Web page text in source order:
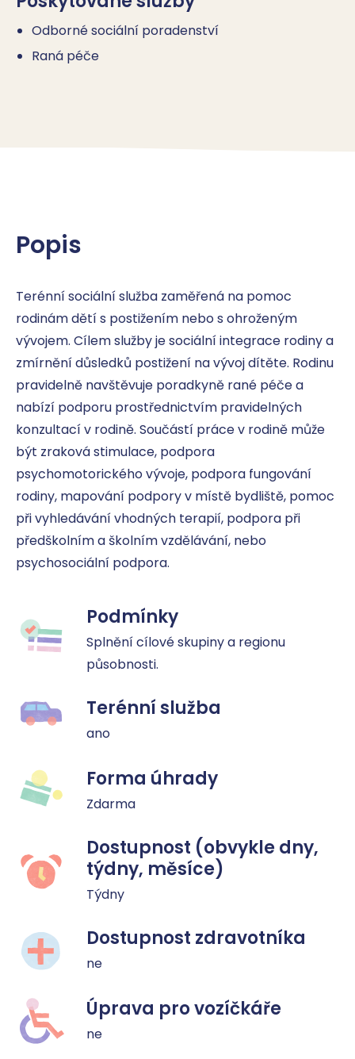
Odborné sociální poradenství
Raná péče
Popis
Terénní sociální služba zaměřená na pomoc
rodinám dětí s postižením nebo s ohroženým
vývojem. Cílem služby je sociální integrace rodiny a
zmírnění důsledků postižení na vývoj dítěte. Rodinu
pravidelně navštěvuje poradkyně rané péče a
nabízí podporu prostřednictvím pravidelných
konzultací v rodině. Součástí práce v rodině může
být zraková stimulace, podpora
psychomotorického vývoje, podpora fungování
rodiny, mapování podpory v místě bydliště, pomoc
při vyhledávání vhodných terapií, podpora při
předškolním a školním vzdělávání, nebo
psychosociální podpora.
Podmínky
Splnění cílové skupiny a regionu
působnosti.
Terénní služba
ano
Forma úhrady
Zdarma
Dostupnost (obvykle dny,
týdny, měsíce)
Týdny
Dostupnost zdravotníka
ne
Úprava pro vozíčkáře
ne